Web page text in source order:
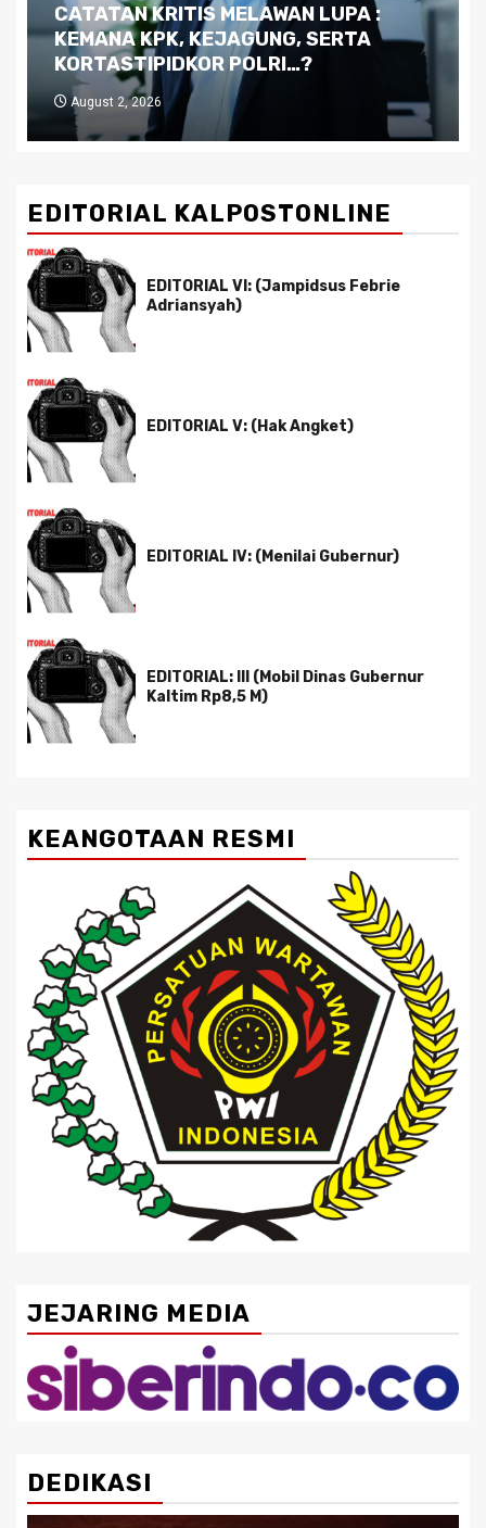
Dilema Kaltim di Tengah Krisis:
Kutukan Sumber Daya Alam dan
Pemimpin yang Tak Kreatif
July 29, 2026
EDITORIAL KALPOSTONLINE
EDITORIAL VI: (Jampidsus Febrie
Adriansyah)
EDITORIAL V: (Hak Angket)
EDITORIAL IV: (Menilai Gubernur)
EDITORIAL: III (Mobil Dinas Gubernur
Kaltim Rp8,5 M)
KEANGOTAAN RESMI
JEJARING MEDIA
DEDIKASI